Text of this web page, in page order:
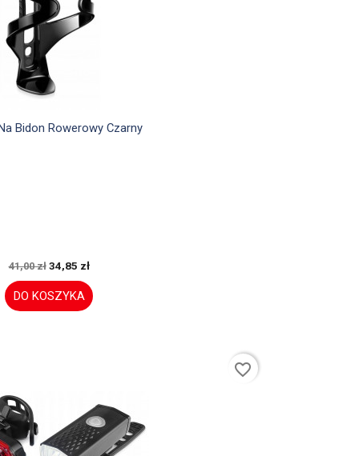
Szybki podgląd
Bidon Rowerowy Czarny
41,00 zł 34,85 zł
DO KOSZYKA
favorite_border